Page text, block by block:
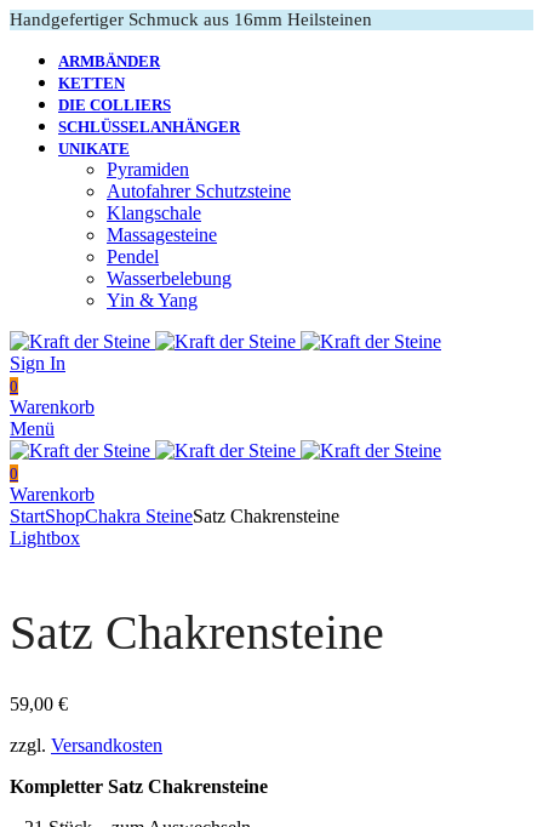
Handgefertiger Schmuck aus 16mm Heilsteinen
ARMBÄNDER
KETTEN
DIE COLLIERS
SCHLÜSSELANHÄNGER
UNIKATE
Pyramiden
Autofahrer Schutzsteine
Klangschale
Massagesteine
Pendel
Wasserbelebung
Yin & Yang
Sign In
0
Warenkorb
Menü
0
Warenkorb
StartShopChakra SteineSatz Chakrensteine
Lightbox
Satz Chakrensteine
59,00 €
zzgl. Versandkosten
Kompletter Satz Chakrensteine